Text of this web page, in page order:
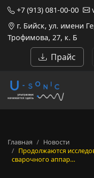
+7 (913) 081-00-00
г. Бийск, ул. имени
Трофимова, 27, к. Б
Прайс
Главная
Новости
Продолжаются
сварочного аппар…